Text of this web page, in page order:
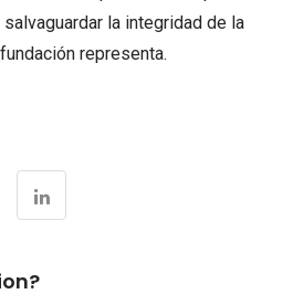
la integridad de la
representa.